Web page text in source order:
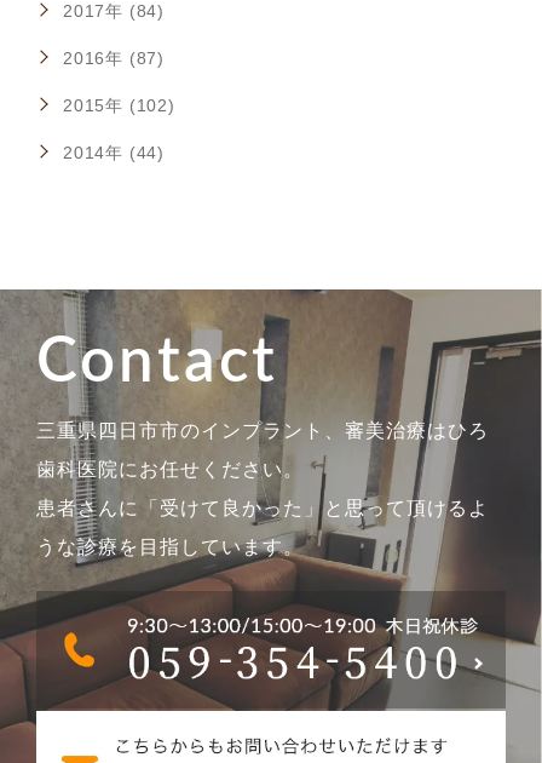
2017年 (84)
2016年 (87)
2015年 (102)
2014年 (44)
Contact
三重県四日市市のインプラント、審美治療はひろ
歯科医院にお任せください。
患者さんに「受けて良かった」と思って頂けるよ
うな診療を目指しています。